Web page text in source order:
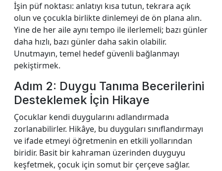
İşin püf noktası: anlatıyı kısa tutun, tekrara açık
olun ve çocukla birlikte dinlemeyi de ön plana alın.
Yine de her aile aynı tempo ile ilerlemeli; bazı günler
daha hızlı, bazı günler daha sakin olabilir.
Unutmayın, temel hedef güvenli bağlanmayı
pekiştirmek.
Adım 2: Duygu Tanıma Becerilerini
Desteklemek İçin Hikaye
Çocuklar kendi duygularını adlandırmada
zorlanabilirler. Hikâye, bu duyguları sınıflandırmayı
ve ifade etmeyi öğretmenin en etkili yollarından
biridir. Basit bir kahraman üzerinden duyguyu
keşfetmek, çocuk için somut bir çerçeve sağlar.